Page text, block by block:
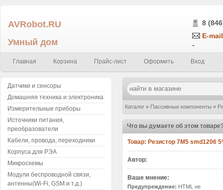
AVRobot.RU
Умный дом
8
E-
-
Главная Корзина Прайс-лист Оформить Вход
Каталог » Пассивные компоненты »
Что вы думаете об этом
Товар: Резистор 7М5 smd1206
Автор:
Ваше мнение:
Предупреждение: HTML не
Датчики и сенсоры
Домашняя техника и электроника
Измерительные приборы
Источники питания,
преобразователи
Кабели, провода, переходники
Корпуса для РЭА
Микросхемы
Модули беспроводной связи,
антенны(Wi-Fi, GSM и т.д.)